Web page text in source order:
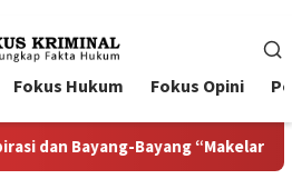
Fokus Hukum Fokus Opini
Proyek Blok Masela